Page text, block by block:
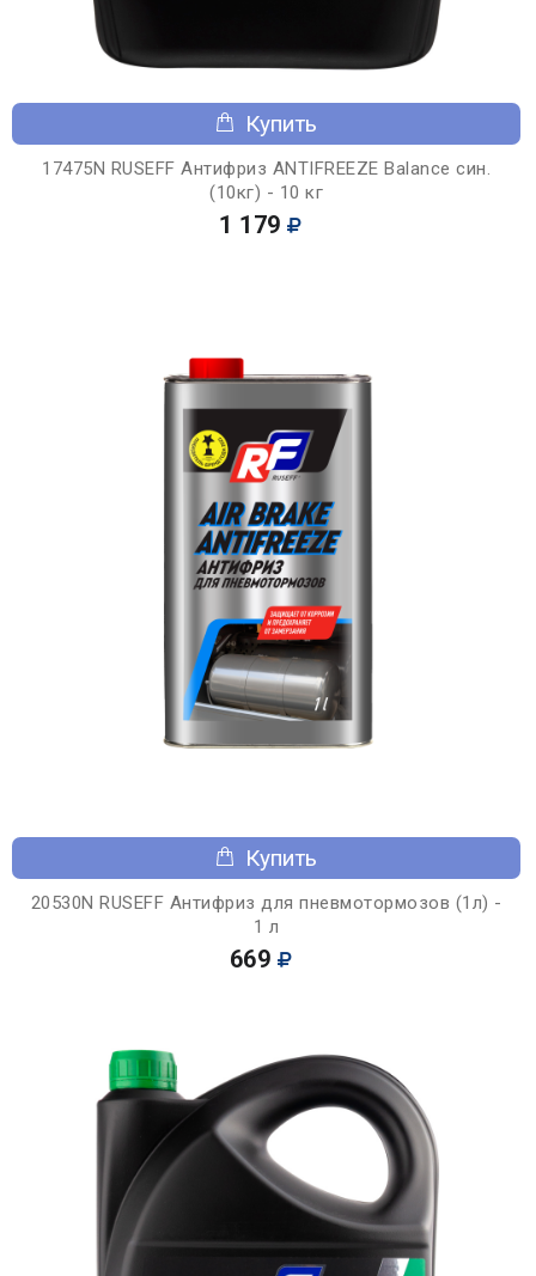
Купить
17475N RUSEFF Антифриз ANTIFREEZE Balance син.
(10кг) - 10 кг
1 179
Купить
20530N RUSEFF Антифриз для пневмотормозов (1л) -
1 л
669